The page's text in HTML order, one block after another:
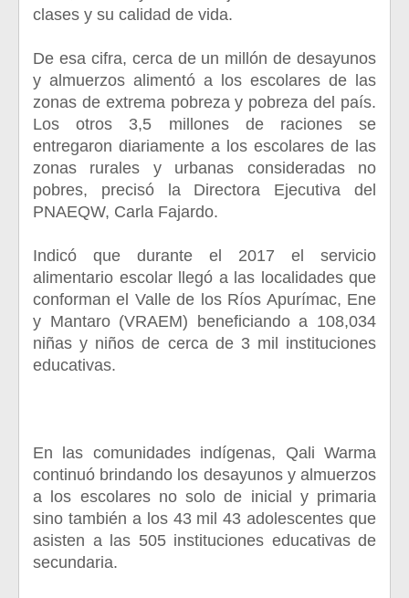
clases y su calidad de vida.
De esa cifra, cerca de un millón de desayunos
y almuerzos alimentó a los escolares de las
zonas de extrema pobreza y pobreza del país.
Los otros 3,5 millones de raciones se
entregaron diariamente a los escolares de las
zonas rurales y urbanas consideradas no
pobres, precisó la Directora Ejecutiva del
PNAEQW, Carla Fajardo.
Indicó que durante el 2017 el servicio
alimentario escolar llegó a las localidades que
conforman el Valle de los Ríos Apurímac, Ene
y Mantaro (VRAEM) beneficiando a 108,034
niñas y niños de cerca de 3 mil instituciones
educativas.
En las comunidades indígenas, Qali Warma
continuó brindando los desayunos y almuerzos
a los escolares no solo de inicial y primaria
sino también a los 43 mil 43 adolescentes que
asisten a las 505 instituciones educativas de
secundaria.